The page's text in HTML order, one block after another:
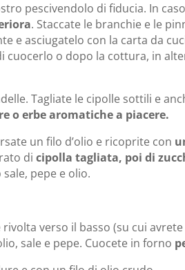
pescivendolo di fiducia. In
. Staccate le branchie e le
e asciugatelo con la carta da
cuocerlo o dopo la cottura, in
Tagliate le cipolle sottili e
o erbe aromatiche a piacere.
un filo d’olio e ricoprite con
di cipolla tagliata, poi di
pepe e olio.
rivolta verso il basso (su cui
sale e pepe. Cuocete in forno